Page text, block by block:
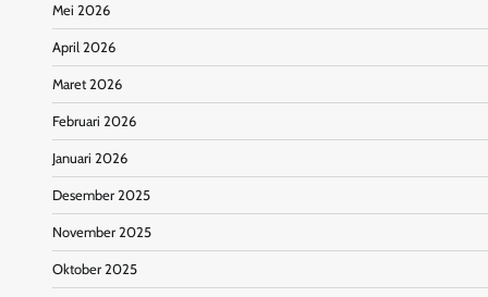
Mei 2026
April 2026
Maret 2026
Februari 2026
Januari 2026
Desember 2025
November 2025
Oktober 2025